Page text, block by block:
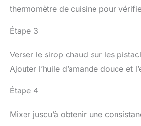
thermomètre de cuisine pour
Étape 3
Verser le sirop chaud sur les
Ajouter l’huile d’amande douce et
Étape 4
Mixer jusqu’à obtenir une